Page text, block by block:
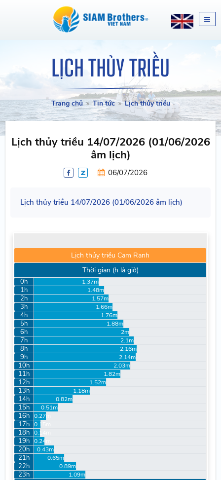
LỊCH THỦY TRIỀU
Trang chủ Tin tức Lịch thủy triều
Lịch thủy triều 14/07/2026 (01/06/2026
âm lịch)
06/07/2026
Lịch thủy triều 14/07/2026 (01/06/2026 âm lịch)
Lịch thủy triều Cam Ranh
Thời gian (h là giờ)
0h 1.37m
1h 1.48m
2h 1.57m
3h 1.66m
4h 1.76m
5h 1.88m
6h 2m
7h 2.1m
8h 2.16m
9h 2.14m
10h 2.03m
11h 1.82m
12h 1.52m
13h 1.18m
14h 0.82m
15h 0.51m
16h 0.27m
17h 0.15m
18h 0.14m
19h 0.24m
20h 0.43m
21h 0.65m
22h 0.89m
23h 1.09m